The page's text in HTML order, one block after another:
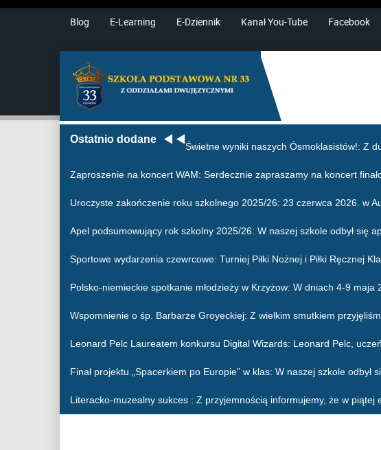
Blog E-Learning E-Dziennik Kanał You-Tube Facebook
Ostatnio dodane
Świetne wyniki naszych Ósmoklasistów!: Z
Zaproszenie na koncert WAM: Serdecznie zapraszamy na koncert
Uroczyste zakończenie roku szkolnego 2025/26: 23 czerwca 2026. w
Apel podsumowujący rok szkolny 2025/26: W naszej szkole odbył się
Sportowe wydarzenia czewrcowe: Turniej Piłki Nożnej i Piłki Ręcznej
Polsko-niemieckie spotkanie młodzieży w Krzyżow: W dniach 4-9 maja
Wspomnienie o śp. Barbarze Groyeckiej: Z wielkim smutkiem
Leonard Pelc Laureatem konkursu Digital Wizards: Leonard Pelc,
Finał projektu „Spacerkiem po Europie” w klas: W naszej szkole odbył
Literacko-muzealny sukces : Z przyjemnością informujemy, że w piątej